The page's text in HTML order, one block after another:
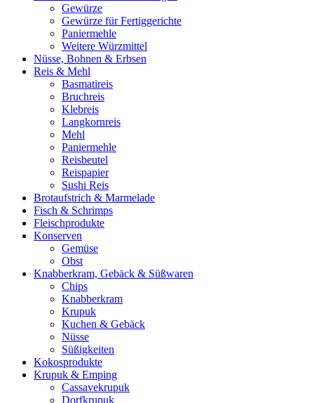
Gewürze
Gewürze für Fertiggerichte
Paniermehle
Weitere Würzmittel
Nüsse, Bohnen & Erbsen
Reis & Mehl
Basmatireis
Bruchreis
Klebreis
Langkornreis
Mehl
Paniermehle
Reisbeutel
Reispapier
Sushi Reis
Brotaufstrich & Marmelade
Fisch & Schrimps
Fleischprodukte
Konserven
Gemüse
Obst
Knabberkram, Gebäck & Süßwaren
Chips
Knabberkram
Krupuk
Kuchen & Gebäck
Nüsse
Süßigkeiten
Kokosprodukte
Krupuk & Emping
Cassavekrupuk
Dorfkrupuk